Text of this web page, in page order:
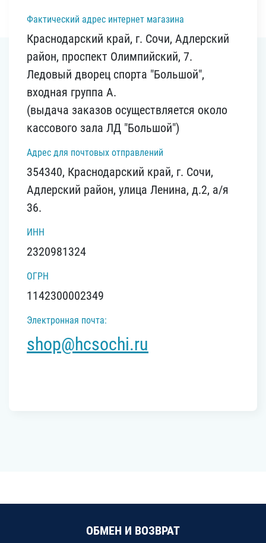
Фактический адрес интернет магазина
Краснодарский край, г. Сочи, Адлерский
район, проспект Олимпийский, 7.
Ледовый дворец спорта "Большой",
входная группа А.
(выдача заказов осуществляется около
кассового зала ЛД "Большой")
Адрес для почтовых отправлений
354340, Краснодарский край, г. Сочи,
Адлерский район, улица Ленина, д.2, а/я
36.
ИНН
2320981324
ОГРН
1142300002349
Электронная почта:
shop@hcsochi.ru
ОБМЕН И ВОЗВРАТ